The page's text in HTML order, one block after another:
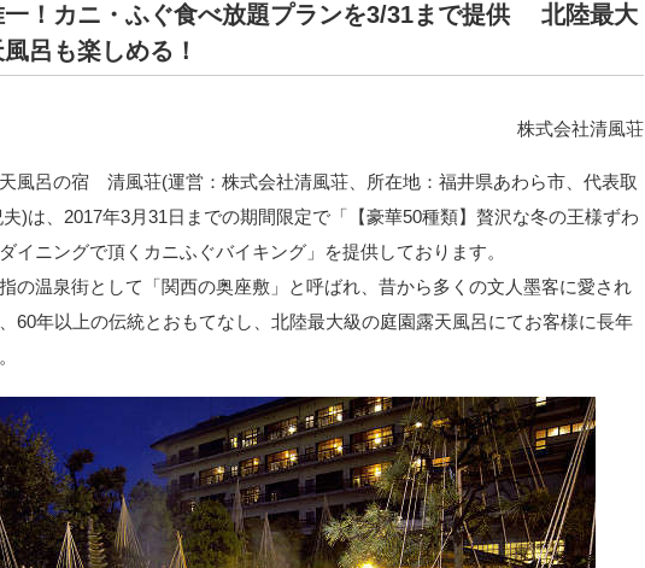
一！カニ・ふぐ食べ放題プランを3/31まで提供 北陸最大
呂も楽しめる！
株式会社清風荘
風呂の宿 清風荘(運営：株式会社清風荘、所在地：福井県あわら市、代表取
)は、2017年3月31日までの期間限定で「【豪華50種類】贅沢な冬の王様ずわ
イニングで頂くカニふぐバイキング」を提供しております。
の温泉街として「関西の奥座敷」と呼ばれ、昔から多くの文人墨客に愛され
60年以上の伝統とおもてなし、北陸最大級の庭園露天風呂にてお客様に長年